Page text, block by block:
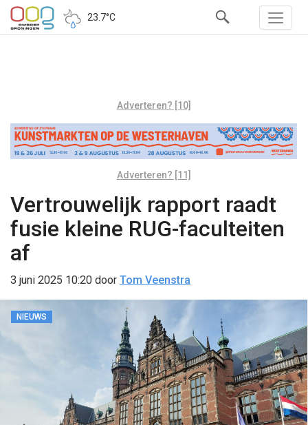
23.7°C
Adverteren? [10]
Adverteren? [11]
Vertrouwelijk rapport raadt
fusie kleine RUG-faculteiten
af
3 juni 2025 10:20 door Tom Veenstra
NIEUWS